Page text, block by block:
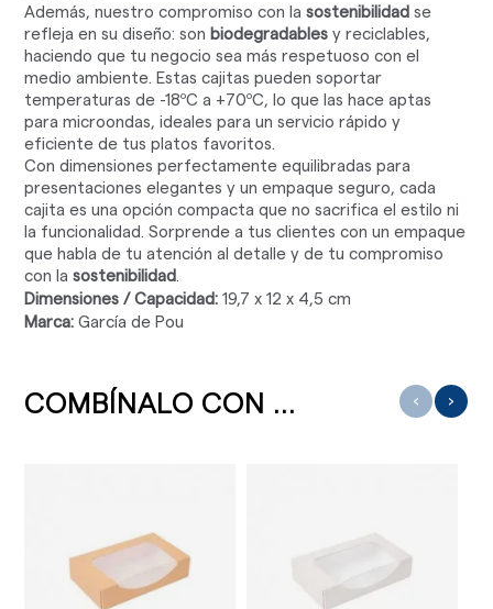
Además, nuestro compromiso con lasostenibilidad se
refleja en su diseño: son biodegradables y reciclables,
haciendo que tu negocio sea más respetuoso con el
medio ambiente. Estas cajitas pueden soportar
temperaturas de -18ºC a +70ºC, lo que las hace aptas
para microondas, ideales para un servicio rápido y
eficiente de tus platos favoritos.
Con dimensiones perfectamente equilibradas para
presentaciones elegantes y un empaque seguro, cada
cajita es una opción compacta que no sacrifica el estilo ni
la funcionalidad. Sorprende a tus clientes con un empaque
que habla de tu atención al detalle y de tu compromiso
con lasostenibilidad .
Dimensiones / Capacidad: 19,7 x 12 x 4,5 cm
Marca: García de Pou
COMBÍNALO CON ... ‹ ›